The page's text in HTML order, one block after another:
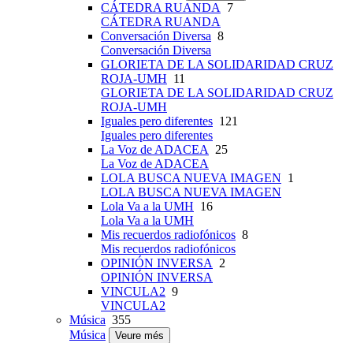
CÁTEDRA RUANDA 7
CÁTEDRA RUANDA
Conversación Diversa 8
Conversación Diversa
GLORIETA DE LA SOLIDARIDAD CRUZ
ROJA-UMH 11
GLORIETA DE LA SOLIDARIDAD CRUZ
ROJA-UMH
Iguales pero diferentes 121
Iguales pero diferentes
La Voz de ADACEA 25
La Voz de ADACEA
LOLA BUSCA NUEVA IMAGEN 1
LOLA BUSCA NUEVA IMAGEN
Lola Va a la UMH 16
Lola Va a la UMH
Mis recuerdos radiofónicos 8
Mis recuerdos radiofónicos
OPINIÓN INVERSA 2
OPINIÓN INVERSA
VINCULA2 9
VINCULA2
Música 355
Música
Veure més